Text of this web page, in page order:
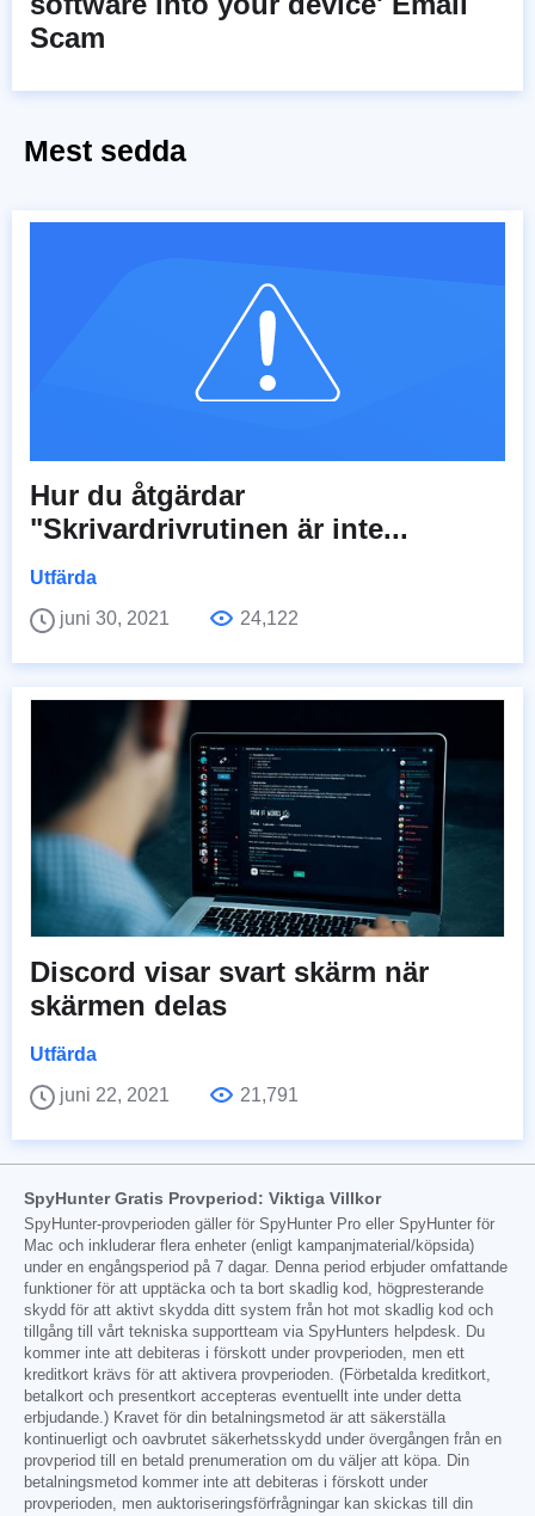
Scam
Mest sedda
Hur du åtgärdar
"Skrivardrivrutinen är inte...
Utfärda
juni 30, 2021
24,122
Discord visar svart skärm när
skärmen delas
Utfärda
juni 22, 2021
21,791
SpyHunter Gratis Provperiod: Viktiga Villkor
SpyHunter-provperioden gäller för SpyHunter Pro eller SpyHunter för
Mac och inkluderar flera enheter (enligt kampanjmaterial/köpsida)
under en engångsperiod på 7 dagar. Denna period erbjuder omfattande
funktioner för att upptäcka och ta bort skadlig kod, högpresterande
skydd för att aktivt skydda ditt system från hot mot skadlig kod och
tillgång till vårt tekniska supportteam via SpyHunters helpdesk. Du
kommer inte att debiteras i förskott under provperioden, men ett
kreditkort krävs för att aktivera provperioden. (Förbetalda kreditkort,
betalkort och presentkort accepteras eventuellt inte under detta
erbjudande.) Kravet för din betalningsmetod är att säkerställa
kontinuerligt och oavbrutet säkerhetsskydd under övergången från en
provperiod till en betald prenumeration om du väljer att köpa. Din
betalningsmetod kommer inte att debiteras i förskott under
provperioden, men auktoriseringsförfrågningar kan skickas till din